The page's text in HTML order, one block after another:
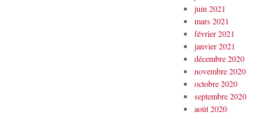
juin 2021
mars 2021
février 2021
janvier 2021
décembre 2020
novembre 2020
octobre 2020
septembre 2020
août 2020